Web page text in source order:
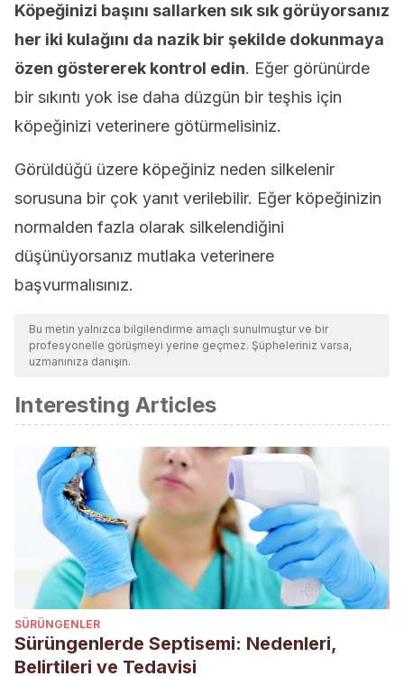
Köpeğinizi başını sallarken sık sık görüyorsanız
her iki kulağını da nazik bir şekilde dokunmaya
özen göstererek kontrol edin. Eğer görünürde
bir sıkıntı yok ise daha düzgün bir teşhis için
köpeğinizi veterinere götürmelisiniz.
Görüldüğü üzere köpeğiniz neden silkelenir
sorusuna bir çok yanıt verilebilir. Eğer köpeğinizin
normalden fazla olarak silkelendiğini
düşünüyorsanız mutlaka veterinere
başvurmalısınız.
Bu metin yalnızca bilgilendirme amaçlı sunulmuştur ve bir
profesyonelle görüşmeyi yerine geçmez. Şüpheleriniz varsa,
uzmanınıza danışın.
Interesting Articles
SÜRÜNGENLER
Sürüngenlerde Septisemi: Nedenleri,
Belirtileri ve Tedavisi